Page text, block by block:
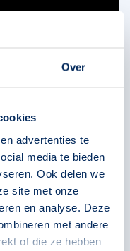
Over
advertenties te
media te bieden
Ook delen we
site met onze
en analyse. Deze
met andere
of die ze hebben